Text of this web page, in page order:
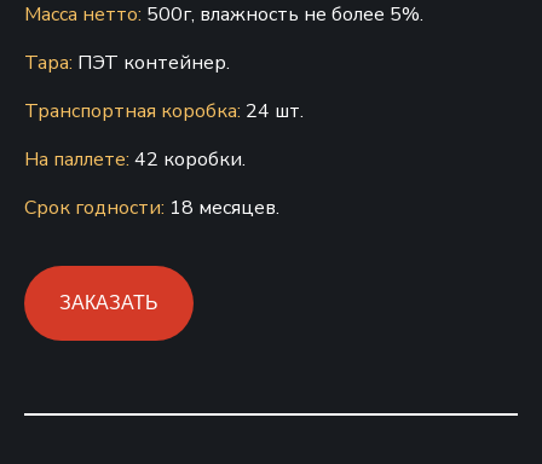
Масса нетто: 500г, влажность не более 5%.
Тара: ПЭТ контейнер.
Транспортная коробка: 24 шт.
На паллете: 42 коробки.
Срок годности: 18 месяцев.
ЗАКАЗАТЬ